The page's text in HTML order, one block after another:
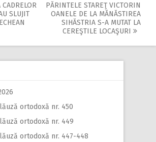
SLUJIT
PĂRINTELE STAREŢ VICTORIN
OANELE DE LA MĂNĂSTIREA
SIHĂSTRIA S-A MUTAT LA
CEREŞTILE LOCAŞURI
ortodoxă nr. 450
ortodoxă nr. 449
ortodoxă nr. 447-448